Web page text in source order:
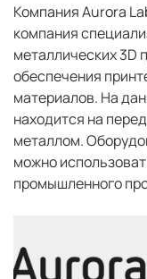
Компания Aurora
компания
металлических 3D
обеспечения
материалов. На
находится на
металлом.
можно
промышленного